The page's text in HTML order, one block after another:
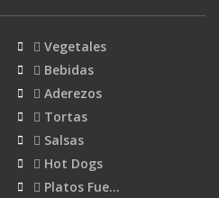
Vegetales
Bebidas
Aderezos
Tortas
Salsas
Hot Dogs
Platos Fue…